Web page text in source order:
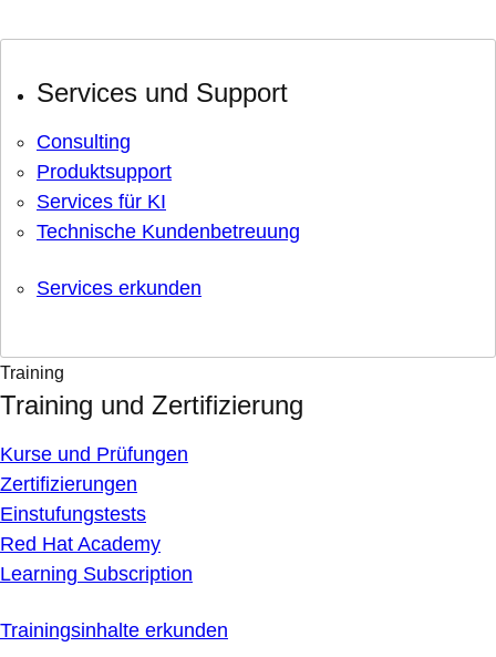
Services und Support
Consulting
Produktsupport
Services für KI
Technische Kundenbetreuung
Services erkunden
Training
Training und Zertifizierung
Kurse und Prüfungen
Zertifizierungen
Einstufungstests
Red Hat Academy
Learning Subscription
Trainingsinhalte erkunden